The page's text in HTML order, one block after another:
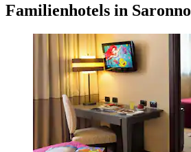
Familienhotels in Saronno